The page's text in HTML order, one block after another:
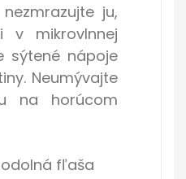
ju,
v mikrovlnnej
sýtené nápoje
Neumývajte
na horúcom
fľaša